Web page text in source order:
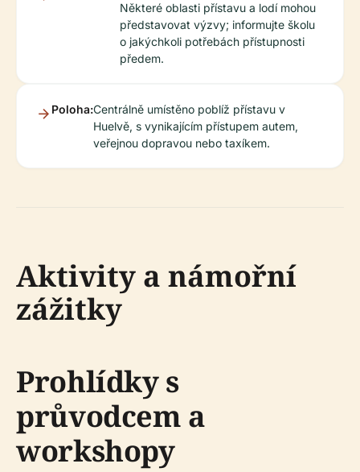
Některé oblasti přístavu a lodí mohou
představovat výzvy; informujte školu
o jakýchkoli potřebách přístupnosti
předem.
Poloha:Centrálně umístěno poblíž přístavu v
Huelvě, s vynikajícím přístupem autem,
veřejnou dopravou nebo taxíkem.
Aktivity a námořní
zážitky
Prohlídky s
průvodcem a
workshopy